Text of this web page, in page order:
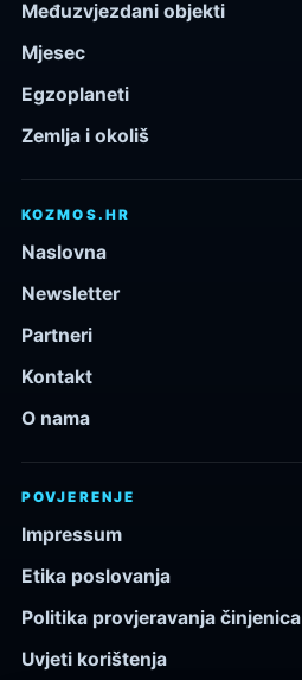
Međuzvjezdani objekti
Mjesec
Egzoplaneti
Zemlja i okoliš
KOZMOS.HR
Naslovna
Newsletter
Partneri
Kontakt
O nama
POVJERENJE
Impressum
Etika poslovanja
Politika provjeravanja činjenica
Uvjeti korištenja